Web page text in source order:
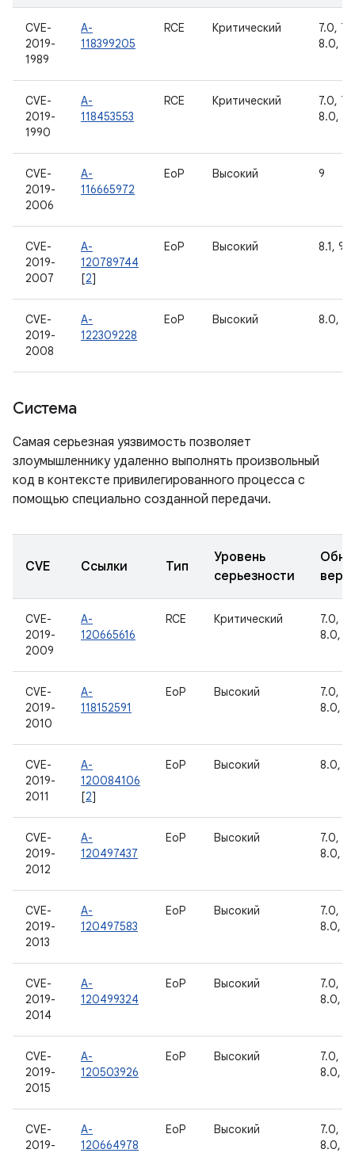
CVE-
2019-
1989
A-
118399205
RCE Критический
7.0,
8.0,
CVE-
2019-
1990
A-
118453553
RCE Критический
7.0,
8.0,
CVE-
2019-
2006
A-
116665972
EoP Высокий 9
CVE-
2019-
2007
A-
120789744
[2]
EoP Высокий 8.1, 9
CVE-
2019-
2008
A-
122309228
EoP Высокий 8.0,
Система
Самая серьезная уязвимость позволяет
злоумышленнику удаленно выполнять произвольный
код в контексте привилегированного процесса с
помощью специально созданной передачи.
CVE Ссылки Тип
Уровень
серьезности
CVE-
2019-
2009
A-
120665616
RCE Критический
7.0,
8.0,
CVE-
2019-
2010
A-
118152591
EoP Высокий
7.0,
8.0,
CVE-
2019-
2011
A-
120084106
[2]
EoP Высокий 8.0,
CVE-
2019-
2012
A-
120497437
EoP Высокий
7.0,
8.0,
CVE-
2019-
2013
A-
120497583
EoP Высокий
7.0,
8.0,
CVE-
2019-
2014
A-
120499324
EoP Высокий
7.0,
8.0,
CVE-
2019-
2015
A-
120503926
EoP Высокий
7.0,
8.0,
CVE-
2019-
A-
120664978
EoP Высокий
7.0,
8.0,